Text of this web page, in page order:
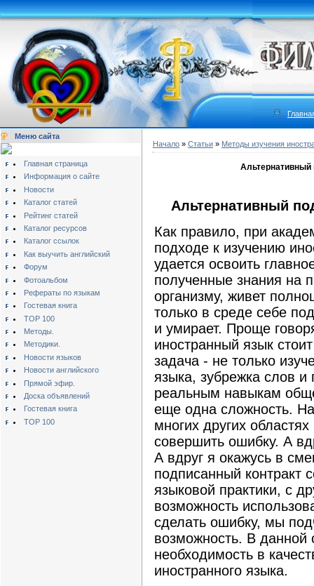
Меню сайта
Главная страница
Информация о сайте
Новости
Каталог статей
Рейтинг статей
Каталог ресурсов
Каталог ссылок
Как выучить английский
Форум
Фотоальбом
Рефераты по языкам
Гостевая книга
TOP 100
Методы.
Методики.
Новости языков
Новости английского
Прямой эфир.
Доска объявлений
Гостевая книга
TOP 100
Начало » Статьи » Методы изучения
Альтернативный
Альтернативный
Как правило, при
подходе к изучению
удается освоить
полученные знания на
организму, живет
только в среде себе
и умирает. Проще
иностранный язык
задача - не только
языка, зубрежка слов
реальным навыкам
еще одна сложность.
многих других
совершить ошибку. А
А вдруг я окажусь в
подписанный контракт
языковой практики, с
возможность
сделать ошибку, мы
возможность. В данной
необходимость в
иностранного языка.